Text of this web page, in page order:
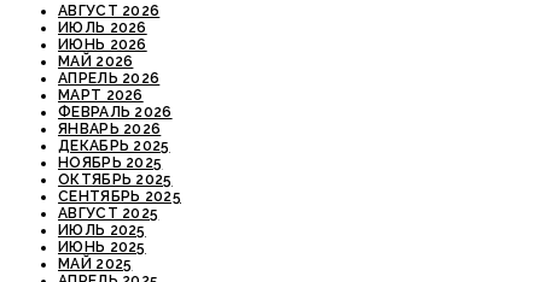
АВГУСТ 2026
ИЮЛЬ 2026
ИЮНЬ 2026
МАЙ 2026
АПРЕЛЬ 2026
МАРТ 2026
ФЕВРАЛЬ 2026
ЯНВАРЬ 2026
ДЕКАБРЬ 2025
НОЯБРЬ 2025
ОКТЯБРЬ 2025
СЕНТЯБРЬ 2025
АВГУСТ 2025
ИЮЛЬ 2025
ИЮНЬ 2025
МАЙ 2025